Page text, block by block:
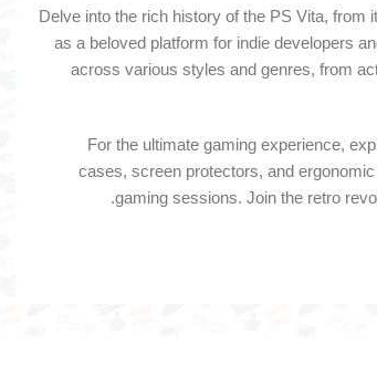
Delve into the rich history of the PS Vita, from
as a beloved platform for indie developers
across various styles and genres, from
For the ultimate gaming experience,
cases, screen protectors, and
gaming sessions. Join the retro